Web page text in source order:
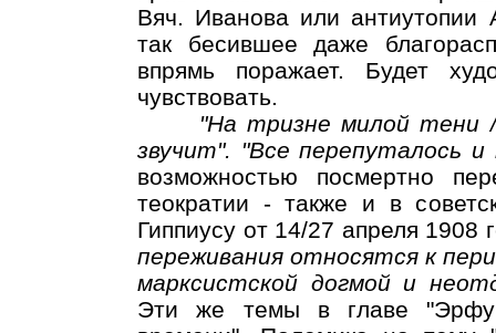
Вяч. Иванова или антиутопии
так бесившее даже
впрямь поражает. Будет
чувствовать.
"На тризне милой тени
звучит". "Все перепуталось и
возможностью посмертно
теократии - также и в
Гиппиусу от 14/27 апреля 1908
переживания относятся к
марксистской догмой и
Эти же темы в главе